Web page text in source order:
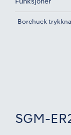
Funksjoner
Borchuck
SGM-